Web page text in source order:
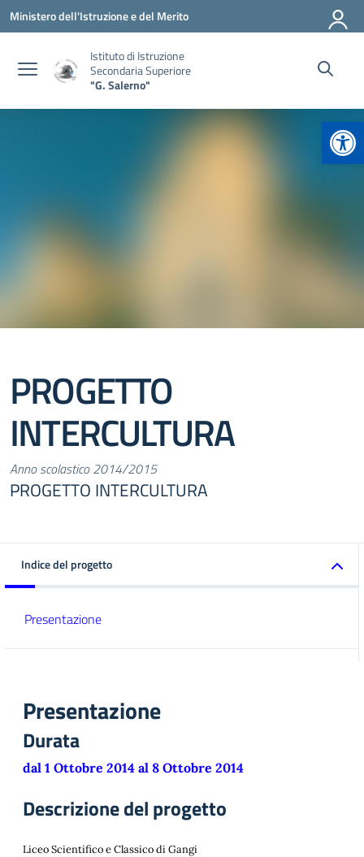
Vai ai contenuti
Vai al menu di navigazione
Vai al footer
Ministero dell'Istruzione e del Merito
Istituto di Istruzione
Secondaria Superiore
"G. Salerno"
PROGETTO
INTERCULTURA
Anno scolastico 2014/2015
PROGETTO INTERCULTURA
Indice del progetto
Presentazione
Presentazione
Durata
dal 1 Ottobre 2014 al 8 Ottobre 2014
Descrizione del progetto
Liceo Scientifico e Classico di Gangi